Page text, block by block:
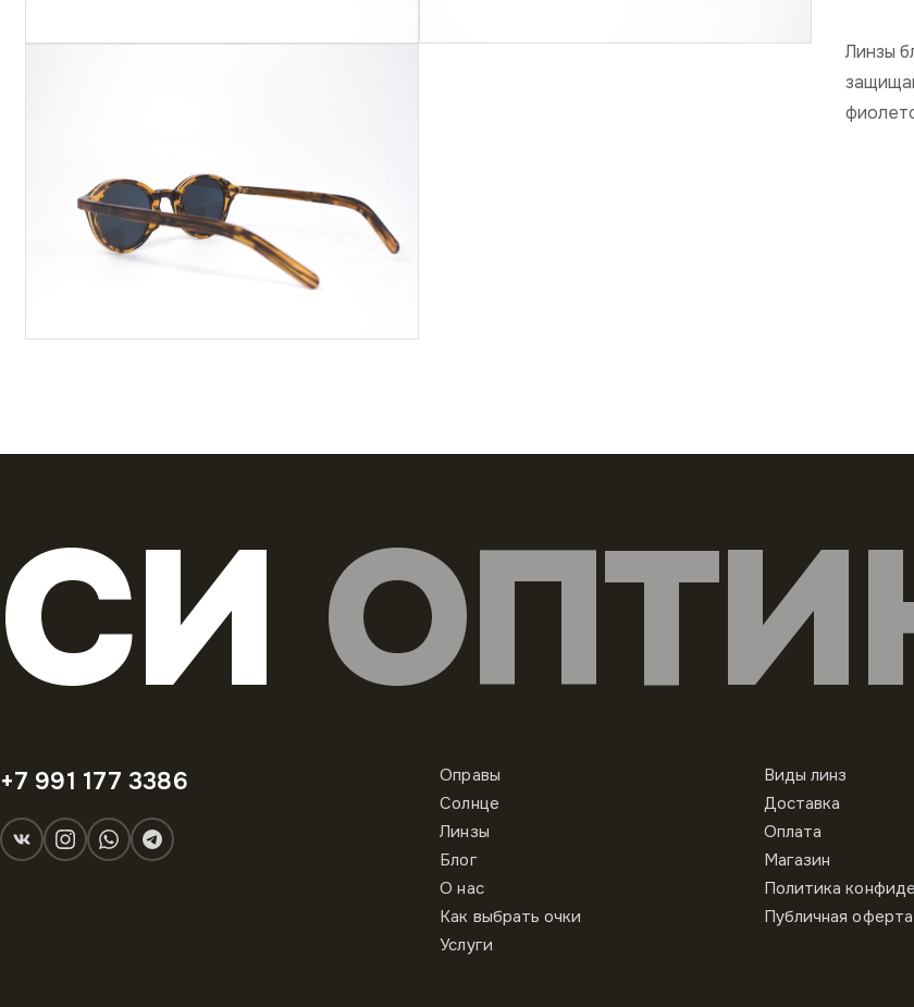
Линзы
СИ
+7 991 177 3386
Оправы
Солнце
Линзы
Блог
О нас
Как выбрать очки
Услуги
Виды линз
Доставка
Оплата
Магазин
Политика
Публичная оферта